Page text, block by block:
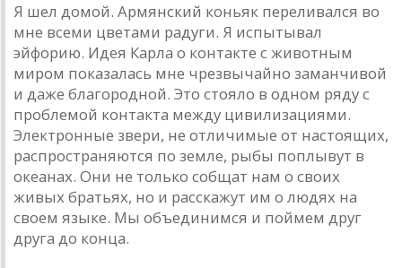
Я шел домой. Армянский коньяк переливался во
мне всеми цветами радуги. Я испытывал
эйфорию. Идея Карла о контакте с животным
миром показалась мне чрезвычайно заманчивой
и даже благородной. Это стояло в одном ряду с
проблемой контакта между цивилизациями.
Электронные звери, не отличимые от настоящих,
распространяются по земле, рыбы поплывут в
океанах. Они не только собщат нам о своих
живых братьях, но и расскажут им о людях на
своем языке. Мы объединимся и поймем друг
друга до конца.